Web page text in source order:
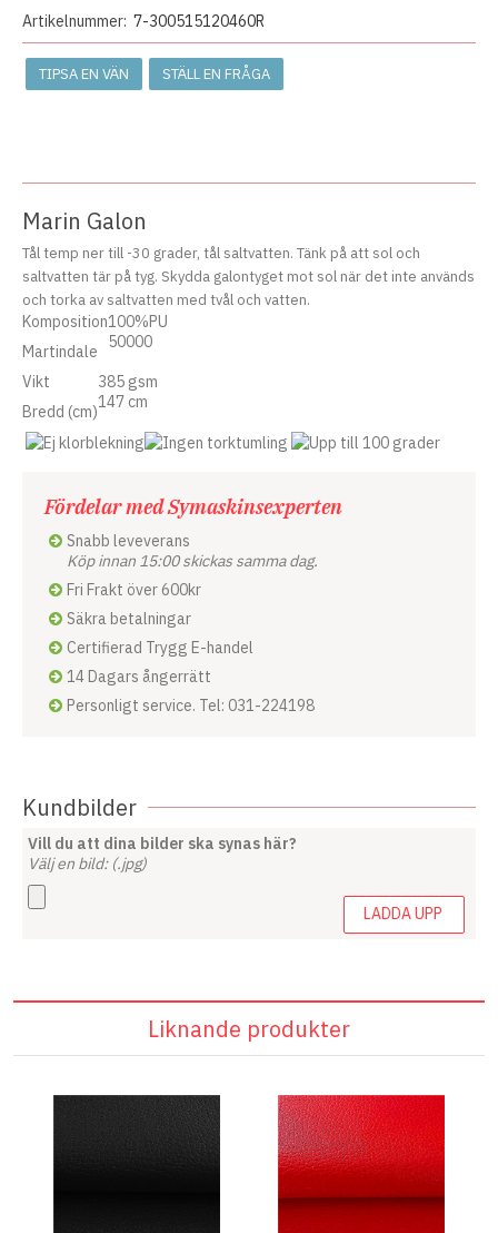
Artikelnummer: 7-300515120460R
TIPSA EN VÄN STÄLL EN FRÅGA
Marin Galon
Tål temp ner till -30 grader, tål saltvatten. Tänk på att sol och
saltvatten tär på tyg. Skydda galontyget mot sol när det inte används
och torka av saltvatten med tvål och vatten.
Komposition100%PU
Martindale
50000
Vikt
385 gsm
Bredd (cm)147 cm
Fördelar med Symaskinsexperten
Snabb leveverans
Köp innan 15:00 skickas samma dag.
Fri Frakt över 600kr
Säkra betalningar
Certifierad Trygg E-handel
14 Dagars ångerrätt
Personligt service. Tel: 031-224198
Kundbilder
Vill du att dina bilder ska synas här?
Välj en bild: (.jpg)
LADDA UPP
Liknande produkter